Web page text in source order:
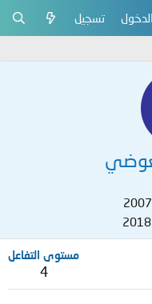
تسجيل
مستوى التفاعل
4